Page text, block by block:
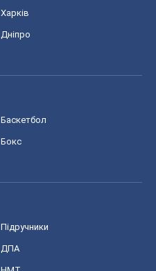
Харків
Дніпро
Баскетбол
Бокс
Підручники
ДПА